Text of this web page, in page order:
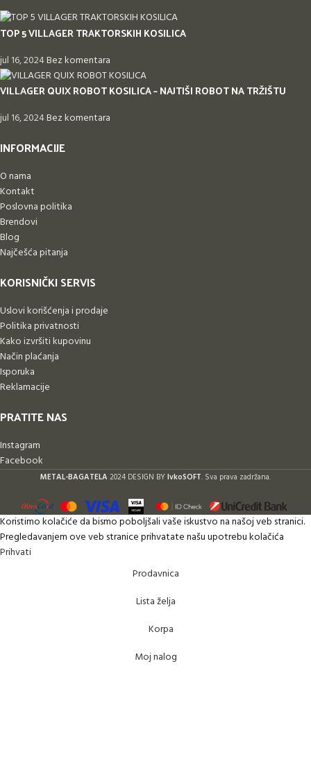
TOP 5 VILLAGER TRAKTORSKIH KOSILICA
jul 16, 2024Bez komentara
VILLAGER QUIX ROBOT KOSILICA – NAJTIŠI ROBOT NA TRŽIŠTU
jul 16, 2024Bez komentara
INFORMACIJE
O nama
Kontakt
Poslovna politika
Brendovi
Blog
Najčešća pitanja
KORISNIČKI SERVIS
Uslovi korišćenja i prodaje
Politika privatnosti
Kako izvršiti kupovinu
Način plaćanja
Isporuka
Reklamacije
PRATITE NAS
Instagram
Facebook
METAL-BAGATELA 2024 DESIGN BYIvkoSOFT. Sva prava zadržana.
Koristimo kolačiće da bismo poboljšali vaše iskustvo na našoj veb stranici.
Pregledavanjem ove veb stranice prihvatate našu upotrebu kolačića
Prihvati
Prodavnica
Lista želja
Korpa
Moj nalog